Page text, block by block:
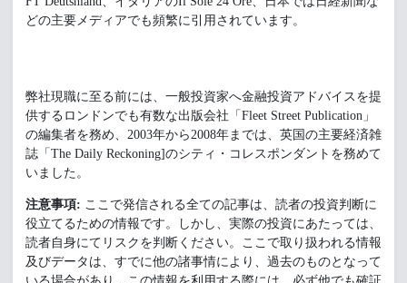
どの主要メディアでも頻繁に引用されています。
弊社現職に至る前には、一般投資家へ金融投資アドバイスを提
供するロンドンでも有数な出版会社「Fleet Street Publication」
の編集者を務め、2003年から2008年までは、英国の主要経済雑
誌「The Daily Reckoning]のシティ・コレスポンダントを務めて
いました。
注意事項: ここで発信される全ての記事は、読者の投資判断に
役立てるための情報です。しかし、実際の投資にあたっては、
読者自身にてリスクを判断ください。ここで取り扱われる情報
及びデータは、すでに他の諸事情により、過去のものとなって